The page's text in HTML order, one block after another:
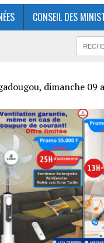
CONSEIL DES
dimanche 09